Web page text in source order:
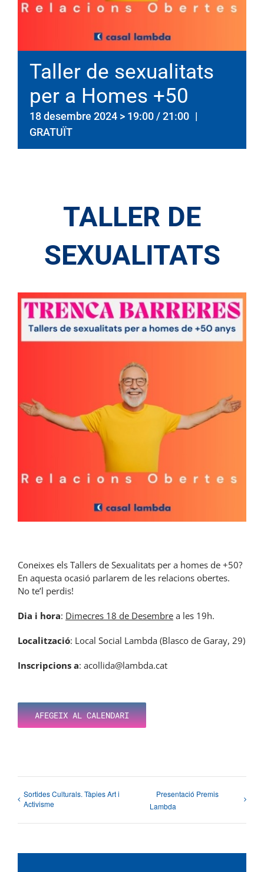
Taller de sexualitats
per a Homes +50
18 desembre 2024 > 19:00/21:00 |
GRATUÏT
TALLER DE
SEXUALITATS
Coneixes els Tallers de Sexualitats per a homes de +50?
En aquesta ocasió parlarem de les relacions obertes.
No te’l perdis!
Dia i hora: Dimecres 18 de Desembre a les 19h.
Localització: Local Social Lambda (Blasco de Garay, 29)
Inscripcions a: acollida@lambda.cat
AFEGEIX AL CALENDARI
Sortides Culturals. Tàpies Art i
Activisme
Presentació Premis
Lambda